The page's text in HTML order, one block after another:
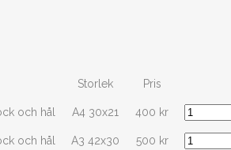
Storlek Pris
och hål A4 30x21 400 kr
och hål A3 42x30 500 kr